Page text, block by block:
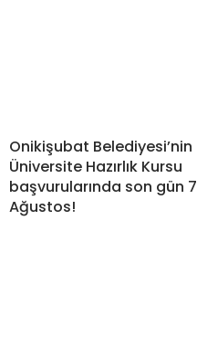
Onikişubat Belediyesi’nin
Üniversite Hazırlık Kursu
başvurularında son gün 7
Ağustos!